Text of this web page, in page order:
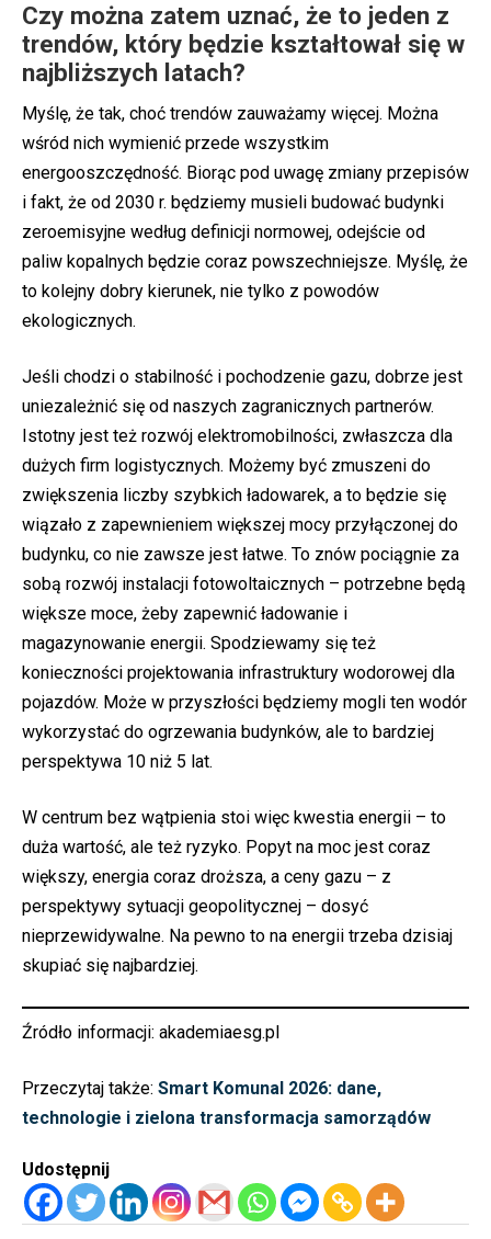
Czy można zatem uznać, że to jeden z
trendów, który będzie kształtował się w
najbliższych latach?
Myślę, że tak, choć trendów zauważamy więcej. Można
wśród nich wymienić przede wszystkim
energooszczędność. Biorąc pod uwagę zmiany przepisów
i fakt, że od 2030 r. będziemy musieli budować budynki
zeroemisyjne według definicji normowej, odejście od
paliw kopalnych będzie coraz powszechniejsze. Myślę, że
to kolejny dobry kierunek, nie tylko z powodów
ekologicznych.
Jeśli chodzi o stabilność i pochodzenie gazu, dobrze jest
uniezależnić się od naszych zagranicznych partnerów.
Istotny jest też rozwój elektromobilności, zwłaszcza dla
dużych firm logistycznych. Możemy być zmuszeni do
zwiększenia liczby szybkich ładowarek, a to będzie się
wiązało z zapewnieniem większej mocy przyłączonej do
budynku, co nie zawsze jest łatwe. To znów pociągnie za
sobą rozwój instalacji fotowoltaicznych – potrzebne będą
większe moce, żeby zapewnić ładowanie i
magazynowanie energii. Spodziewamy się też
konieczności projektowania infrastruktury wodorowej dla
pojazdów. Może w przyszłości będziemy mogli ten wodór
wykorzystać do ogrzewania budynków, ale to bardziej
perspektywa 10 niż 5 lat.
W centrum bez wątpienia stoi więc kwestia energii – to
duża wartość, ale też ryzyko. Popyt na moc jest coraz
większy, energia coraz droższa, a ceny gazu – z
perspektywy sytuacji geopolitycznej – dosyć
nieprzewidywalne. Na pewno to na energii trzeba dzisiaj
skupiać się najbardziej.
Źródło informacji: akademiaesg.pl
Przeczytaj także: Smart Komunal 2026: dane,
technologie i zielona transformacja samorządów
Udostępnij